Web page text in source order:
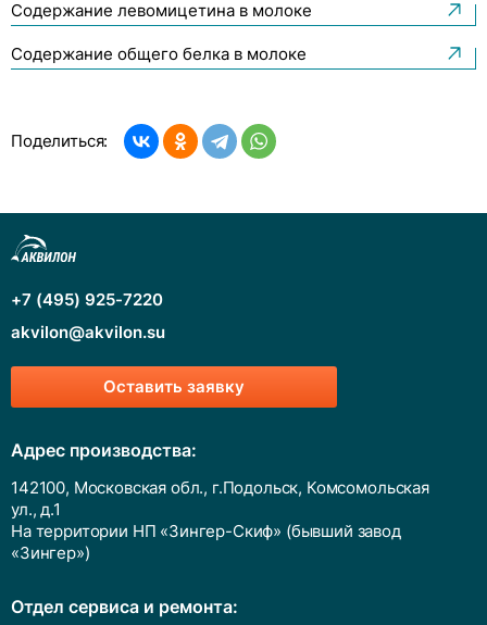
О компании
Контакты
Содержание левомицетина в молоке
Содержание общего белка в молоке
Яйцо
Поделиться:
Оставить заявку
+7 (495) 925-7220
akvilon@akvilon.su
Адрес производства:
142100, Московская обл., г.Подольск, Комсомольская
ул., д.1
На территории НП «Зингер-Скиф» (бывший завод
«Зингер»)
Отдел сервиса и ремонта: